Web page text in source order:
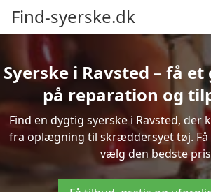
Find-syerske.dk
Syerske i Ravsted – få
på reparation og
Find en dygtig syerske i Ravsted, der
fra oplægning til skræddersyet tøj.
vælg den bedste